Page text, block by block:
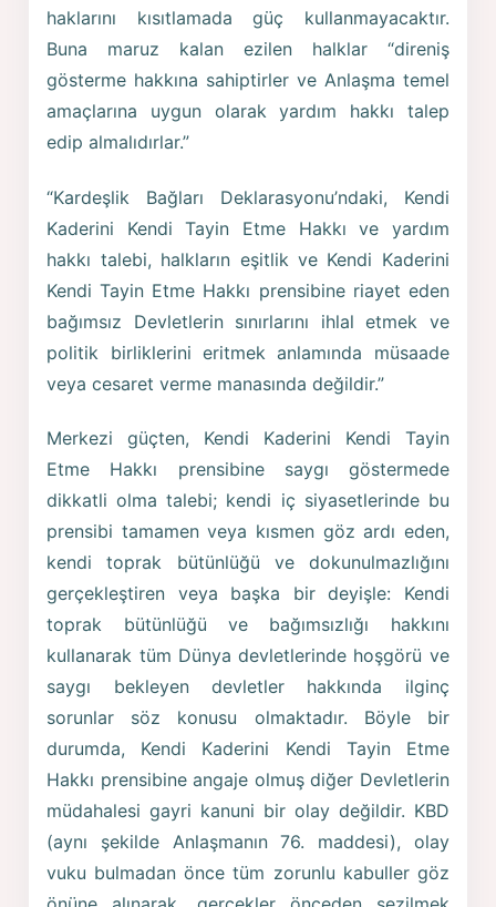
haklarını kısıtlamada güç kullanmayacaktır.
Buna maruz kalan ezilen halklar “direniş
gösterme hakkına sahiptirler ve Anlaşma temel
amaçlarına uygun olarak yardım hakkı talep
edip almalıdırlar.”
“Kardeşlik Bağları Deklarasyonu’ndaki, Kendi
Kaderini Kendi Tayin Etme Hakkı ve yardım
hakkı talebi, halkların eşitlik ve Kendi Kaderini
Kendi Tayin Etme Hakkı prensibine riayet eden
bağımsız Devletlerin sınırlarını ihlal etmek ve
politik birliklerini eritmek anlamında müsaade
veya cesaret verme manasında değildir.”
Merkezi güçten, Kendi Kaderini Kendi Tayin
Etme Hakkı prensibine saygı göstermede
dikkatli olma talebi; kendi iç siyasetlerinde bu
prensibi tamamen veya kısmen göz ardı eden,
kendi toprak bütünlüğü ve dokunulmazlığını
gerçekleştiren veya başka bir deyişle: Kendi
toprak bütünlüğü ve bağımsızlığı hakkını
kullanarak tüm Dünya devletlerinde hoşgörü ve
saygı bekleyen devletler hakkında ilginç
sorunlar söz konusu olmaktadır. Böyle bir
durumda, Kendi Kaderini Kendi Tayin Etme
Hakkı prensibine angaje olmuş diğer Devletlerin
müdahalesi gayri kanuni bir olay değildir. KBD
(aynı şekilde Anlaşmanın 76. maddesi), olay
vuku bulmadan önce tüm zorunlu kabuller göz